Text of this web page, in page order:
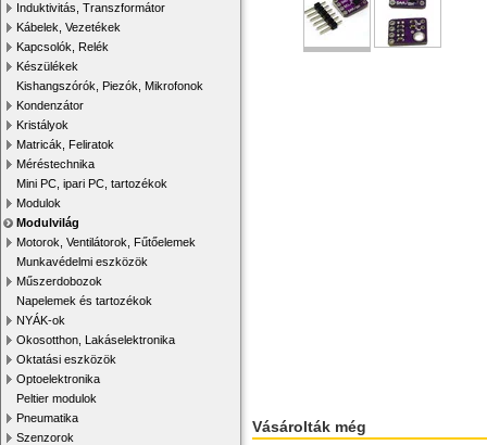
Induktivitás, Transzformátor
Kábelek, Vezetékek
Kapcsolók, Relék
Készülékek
Kishangszórók, Piezók, Mikrofonok
Kondenzátor
Kristályok
Matricák, Feliratok
Méréstechnika
Mini PC, ipari PC, tartozékok
Modulok
Modulvilág
Motorok, Ventilátorok, Fűtőelemek
Munkavédelmi eszközök
Műszerdobozok
Napelemek és tartozékok
NYÁK-ok
Okosotthon, Lakáselektronika
Oktatási eszközök
Optoelektronika
Peltier modulok
Pneumatika
Szenzorok
Vásárolták még